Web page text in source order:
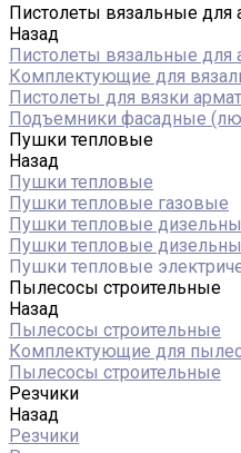
Пистолеты вязальные для
Назад
Пистолеты вязальные для
Комплектующие для
Пистолеты для вязки
Подъемники фасадные
Пушки тепловые
Назад
Пушки тепловые
Пушки тепловые газовые
Пушки тепловые
Пушки тепловые
Пушки тепловые
Пылесосы строительные
Назад
Пылесосы строительные
Комплектующие для
Пылесосы строительные
Резчики
Назад
Резчики